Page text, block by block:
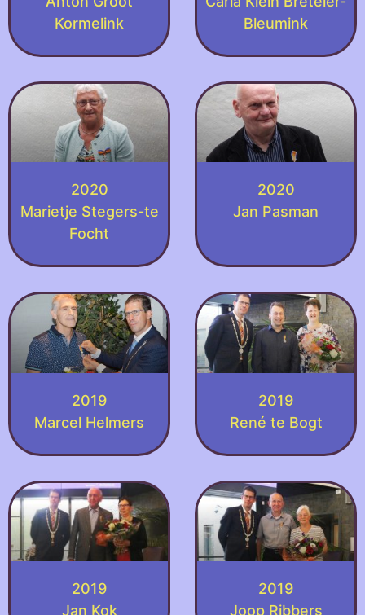
Kormelink
Bleumink
2020
Marietje Stegers-te
Focht
2020
Jan Pasman
2019
Marcel Helmers
2019
René te Bogt
2019
Jan Kok
2019
Joop Ribbers